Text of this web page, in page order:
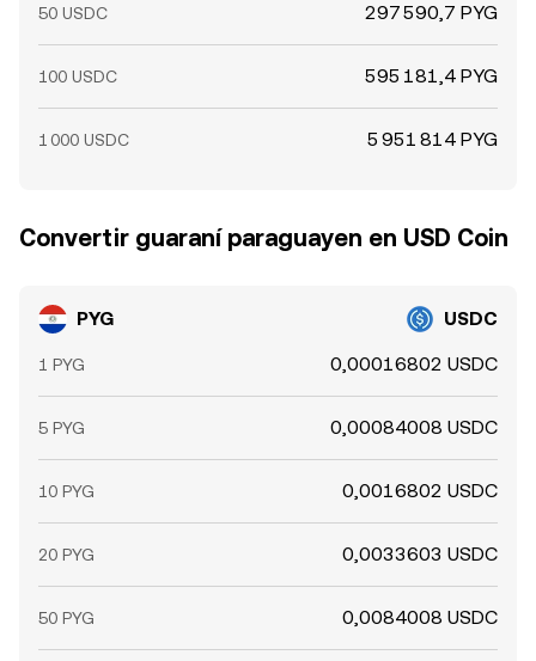
50 USDC 297 590,7 PYG
100 USDC 595 181,4 PYG
1 000 USDC 5 951 814 PYG
Convertir guaraní paraguayen en USD Coin
PYG USDC
1 PYG 0,00016802 USDC
5 PYG 0,00084008 USDC
10 PYG 0,0016802 USDC
20 PYG 0,0033603 USDC
50 PYG 0,0084008 USDC